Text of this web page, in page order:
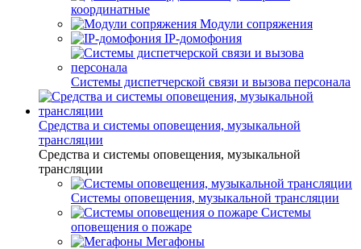
координатные
Модули сопряжения
IP-домофония
Системы диспетчерской связи и вызова персонала
Средства и системы оповещения, музыкальной
трансляции
Средства и системы оповещения, музыкальной
трансляции
Системы оповещения, музыкальной трансляции
Системы
оповещения о пожаре
Мегафоны